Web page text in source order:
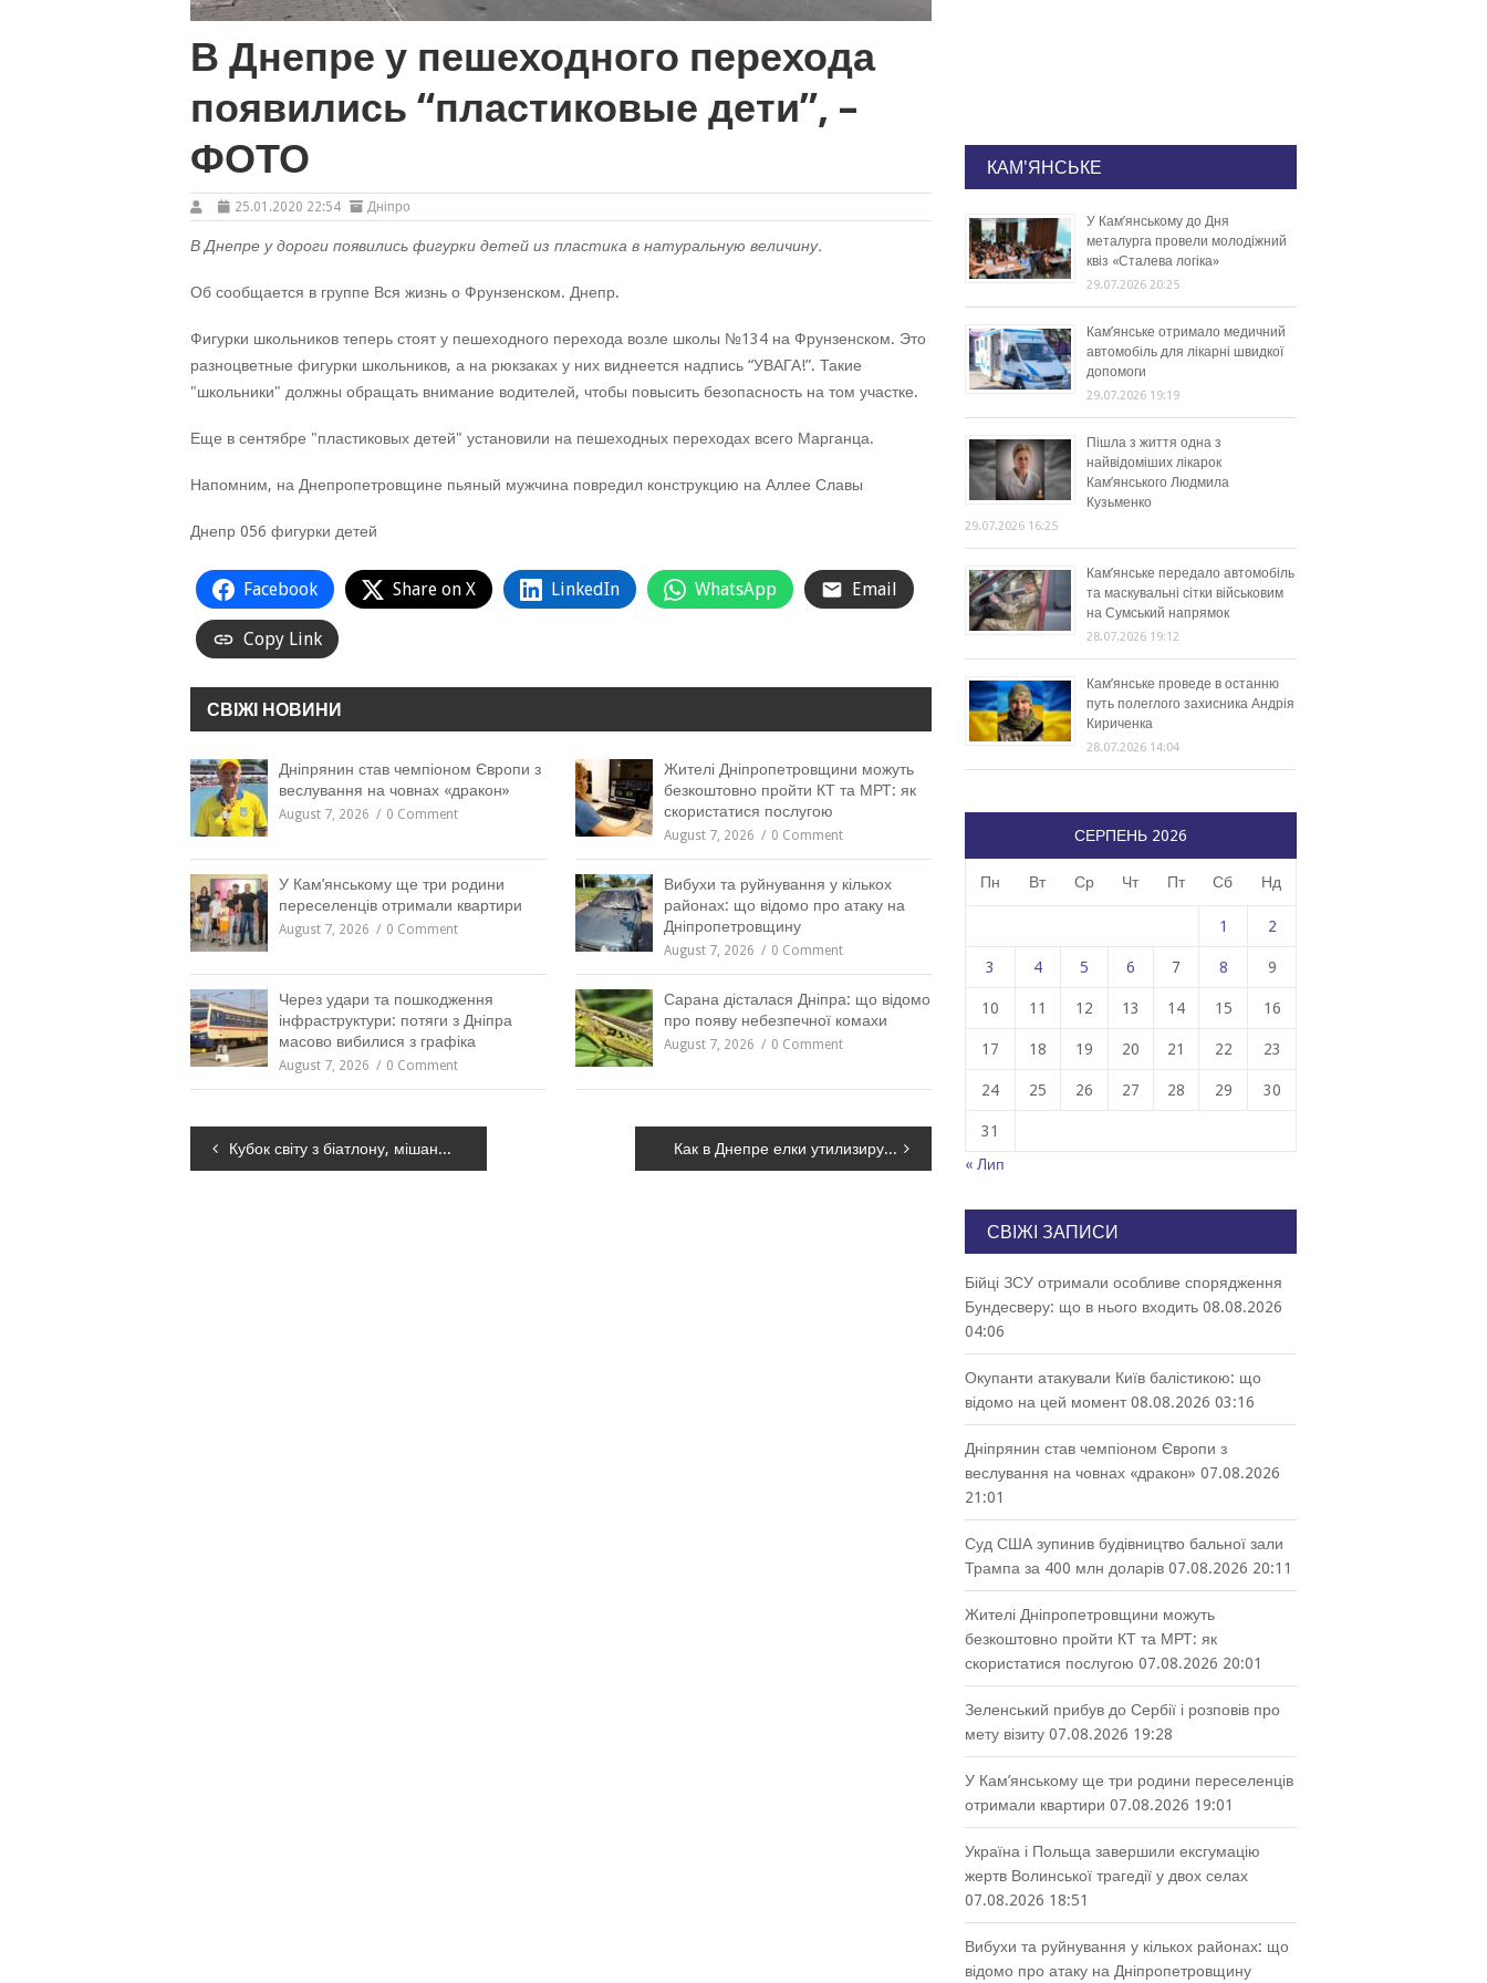
В Днепре у пешеходного перехода
появились “пластиковые дети”, –
ФОТО
25.01.2020 22:54 Дніпро
В Днепре у дороги появились фигурки детей из пластика в натуральную величину.
Об сообщается в группе Вся жизнь о Фрунзенском. Днепр.
Фигурки школьников теперь стоят у пешеходного перехода возле школы №134 на Фрунзенском. Это
разноцветные фигурки школьников, а на рюкзаках у них виднеется надпись “УВАГА!”. Такие
"школьники" должны обращать внимание водителей, чтобы повысить безопасность на том участке.
Еще в сентябре "пластиковых детей" установили на пешеходных переходах всего Марганца.
Напомним, на Днепропетровщине пьяный мужчина повредил конструкцию на Аллее Славы
Днепр 056 фигурки детей
Facebook Share on X LinkedIn WhatsApp Email
Copy Link
СВІЖІ НОВИНИ
Дніпрянин став чемпіоном Європи з
веслування на човнах «дракон»
August 7, 2026 0 Comment
Жителі Дніпропетровщини можуть
безкоштовно пройти КТ та МРТ: як
скористатися послугою
August 7, 2026 0 Comment
У Кам’янському ще три родини
переселенців отримали квартири
August 7, 2026 0 Comment
Вибухи та руйнування у кількох
районах: що відомо про атаку на
Дніпропетровщину
August 7, 2026 0 Comment
Через удари та пошкодження
інфраструктури: потяги з Дніпра
масово вибилися з графіка
August 7, 2026 0 Comment
Сарана дісталася Дніпра: що відомо
про появу небезпечної комахи
August 7, 2026 0 Comment
Навігація
Кубок світу з біатлону, мішана естафета: 10-е місце України – і дискваліфікація Как в Днепре елки утилизируют, – ФОТО
КАМ'ЯНСЬКЕ
У Кам’янському до Дня
металурга провели молодіжний
квіз «Сталева логіка»
29.07.2026 20:25
Кам’янське отримало медичний
автомобіль для лікарні швидкої
допомоги
29.07.2026 19:19
Пішла з життя одна з
найвідоміших лікарок
Кам’янського Людмила
Кузьменко
29.07.2026 16:25
Кам’янське передало автомобіль
та маскувальні сітки військовим
на Сумський напрямок
28.07.2026 19:12
Кам’янське проведе в останню
путь полеглого захисника Андрія
Кириченка
28.07.2026 14:04
СЕРПЕНЬ 2026
Пн Вт Ср Чт Пт Сб Нд
1 2
3 4 5 6 7 8 9
10 11 12 13 14 15 16
17 18 19 20 21 22 23
24 25 26 27 28 29 30
31
« Лип
СВІЖІ ЗАПИСИ
Бійці ЗСУ отримали особливе спорядження
Бундесверу: що в нього входить 08.08.2026
04:06
Окупанти атакували Київ балістикою: що
відомо на цей момент 08.08.2026 03:16
Дніпрянин став чемпіоном Європи з
веслування на човнах «дракон» 07.08.2026
21:01
Суд США зупинив будівництво бальної зали
Трампа за 400 млн доларів 07.08.2026 20:11
Жителі Дніпропетровщини можуть
безкоштовно пройти КТ та МРТ: як
скористатися послугою 07.08.2026 20:01
Зеленський прибув до Сербії і розповів про
мету візиту 07.08.2026 19:28
У Кам’янському ще три родини переселенців
отримали квартири 07.08.2026 19:01
Україна і Польща завершили ексгумацію
жертв Волинської трагедії у двох селах
07.08.2026 18:51
Вибухи та руйнування у кількох районах: що
відомо про атаку на Дніпропетровщину